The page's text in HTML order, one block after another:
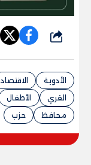
شارك
الأدوية الاقتصاد
القري
الأطفال
محافظ
حزب